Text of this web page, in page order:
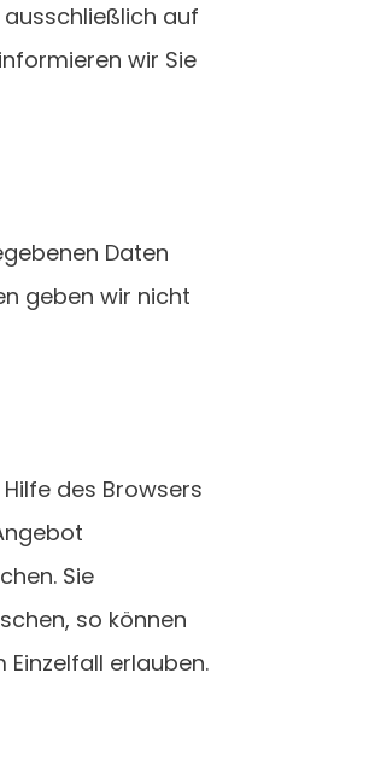
auf
wir Sie
Daten
geben wir nicht
des Browsers
Sie
so können
erlauben.